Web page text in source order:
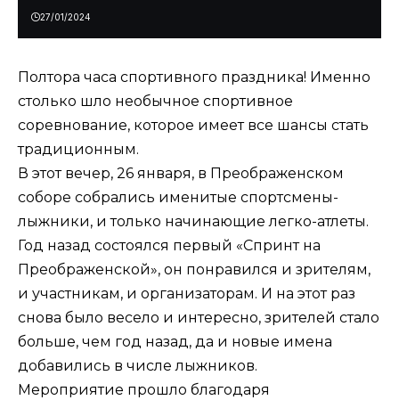
27/01/2024
Полтора часа спортивного праздника! Именно
столько шло необычное спортивное
соревнование, которое имеет все шансы стать
традиционным.
В этот вечер, 26 января, в Преображенском
соборе собрались именитые спортсмены-
лыжники, и только начинающие легко-атлеты.
Год назад состоялся первый «Спринт на
Преображенской», он понравился и зрителям,
и участникам, и организаторам. И на этот раз
снова было весело и интересно, зрителей стало
больше, чем год назад, да и новые имена
добавились в числе лыжников.
Мероприятие прошло благодаря